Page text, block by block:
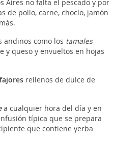
Aires no falta el pescado y por
de pollo, carne, choclo, jamón
andinos como los tamales
y queso y envueltos en hojas
rellenos de dulce de
a cualquier hora del día y en
típica que se prepara
que contiene yerba